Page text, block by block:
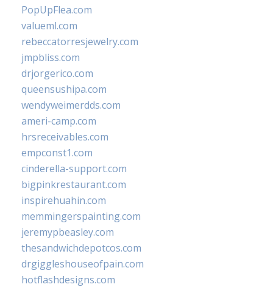
PopUpFlea.com
valueml.com
rebeccatorresjewelry.com
jmpbliss.com
drjorgerico.com
queensushipa.com
wendyweimerdds.com
ameri-camp.com
hrsreceivables.com
empconst1.com
cinderella-support.com
bigpinkrestaurant.com
inspirehuahin.com
memmingerspainting.com
jeremypbeasley.com
thesandwichdepotcos.com
drgiggleshouseofpain.com
hotflashdesigns.com